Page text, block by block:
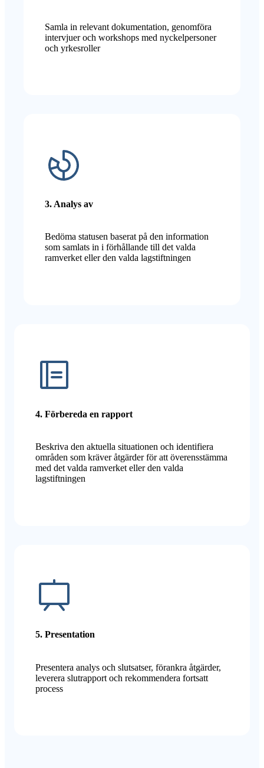
Samla in relevant dokumentation, genomföra
intervjuer och workshops med nyckelpersoner
och yrkesroller
3. Analys av
Bedöma statusen baserat på den information
som samlats in i förhållande till det valda
ramverket eller den valda lagstiftningen
4. Förbereda en rapport
Beskriva den aktuella situationen och identifiera
områden som kräver åtgärder för att överensstämma
med det valda ramverket eller den valda
lagstiftningen
5. Presentation
Presentera analys och slutsatser, förankra åtgärder,
leverera slutrapport och rekommendera fortsatt
process